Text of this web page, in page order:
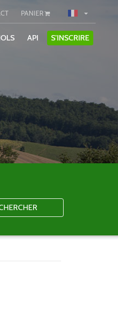
PANIER
API S'INSCRIRE